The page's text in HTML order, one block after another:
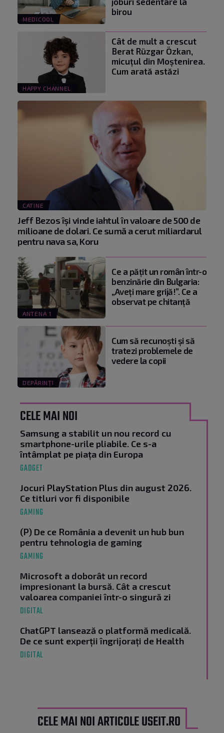
MEDICOOL
birou
HAPPY CHANNEL
Cât de mult a crescut
Berat Rüzgar Özkan,
micuțul din Moștenirea.
Cum arată astăzi
CATINE
Jeff Bezos își vinde iahtul în valoare de 500 de
milioane de dolari. Ce sumă a cerut miliardarul
pentru nava sa, Koru
ANTENA 1
Ce a pățit un român într-o
benzinărie din Bulgaria:
„Aveți mare grijă!”. Ce a
observat pe chitanță
DEPĂRINȚI
Cum să recunoști și să
tratezi problemele de
vedere la copii
CELE MAI NOI
Samsung a stabilit un nou record cu
smartphone-urile pliabile. Ce s-a
întâmplat pe piața din Europa
GADGET
Jocuri PlayStation Plus din august 2026.
Ce titluri vor fi disponibile
GAMING
(P) De ce România a devenit un hub bun
pentru tehnologia de gaming
GAMING
Microsoft a doborât un record
impresionant la bursă. Cât a crescut
valoarea companiei într-o singură zi
DIGITAL
ChatGPT lansează o platformă medicală.
De ce sunt experții îngrijorați de Health
DIGITAL
CELE MAI NOI ARTICOLE USEIT.RO